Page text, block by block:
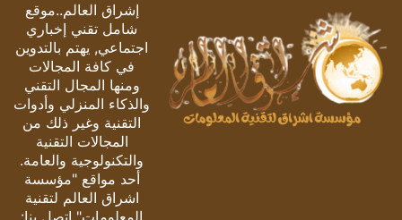
إشراق العالم..موقع
شامل تقني إخباري
اجتماعي, يهتم بالتدوين
في كافة المجالات
ومنها المجال التقني
والذكاء المنزلي وأدوات
التقنية وغير ذلك من
المجالات التقنية
والتكنولوجية والعامة.
أحد مواقع "مؤسسة
اشراق العالم لتقنية
المعلومات" اتصل بنا: